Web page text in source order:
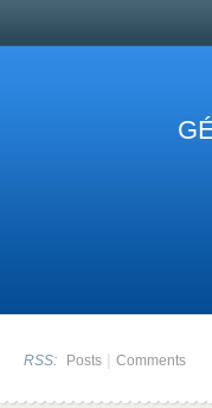
RSS: Posts | Comments